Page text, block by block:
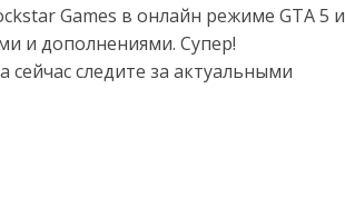
Games в онлайн режиме GTA 5 и
и дополнениями. Супер!
следите за актуальными